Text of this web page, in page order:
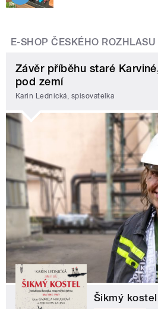
E-SHOP ČESKÉHO ROZHLASU
Závěr příběhu staré
pod zemí
Karin Lednická, spisovatelka
Šikmý